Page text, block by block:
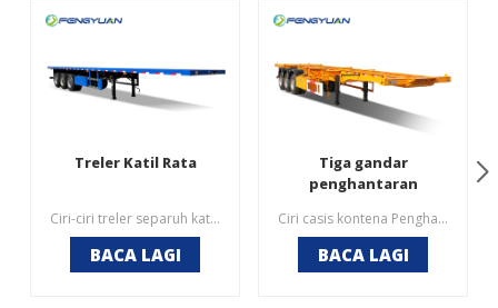
Treler Katil Rata
Ciri-ciri treler separuh katil rata FengYuan1. Keluli struktur yang sangat teguh dengan kapasiti beban tegangan dan tinggi, kapasiti pemuatan 40 tan.2. Suspensi spring mekanikal jenis tugas berat untuk beban keperluan keperluan yang tinggi.3. Panjang dan lebar katil rendah tersedia dibuat khas4. Suspensi udara dan suspensi bogie adalah pilihan.
BACA LAGI
Tiga gandar
penghantaran
treler separuh rangkaCiri casis kontena Penghantaran FengYuan1.Ringan, peningkatan muatan/penggunaan bahan api yang dikurangkan, menjimatkan wang dan mengangkat berat kargo yang diangkut.2.Memudahkan penyelenggaraan dan pembaikan yang lebih baik pada peringkat kemudian, kos rendah.3. Reka bentuk yang munasabah, daya seragam, hayat perkhidmatan yang panjang.
BACA LAGI